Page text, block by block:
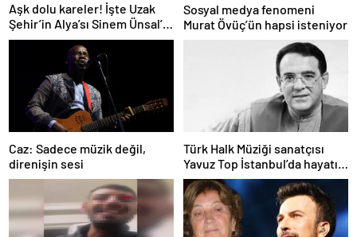
Aşk dolu kareler! İşte Uzak
Şehir’in Alya’sı Sinem Ünsal’ın
gerçek hayattaki sevgilisi
Sosyal medya fenomeni
Murat Övüç’ün hapsi isteniyor
Caz: Sadece müzik değil,
direnişin sesi
Türk Halk Müziği sanatçısı
Yavuz Top İstanbul’da hayatını
kaybetti